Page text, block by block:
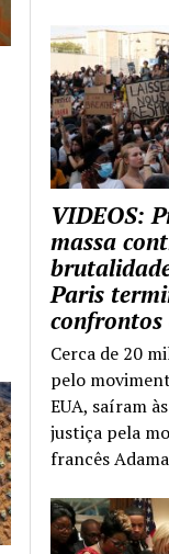
VIDEOS:
massa
Paris
Cerca de 20
pelo
EUA, saíram
justiça pela
francês